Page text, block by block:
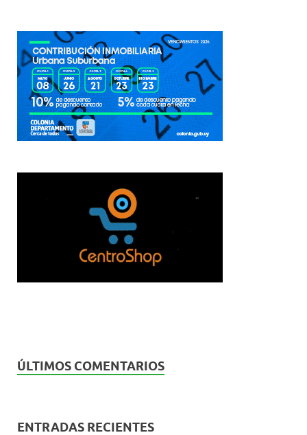
ÚLTIMOS COMENTARIOS
ENTRADAS RECIENTES